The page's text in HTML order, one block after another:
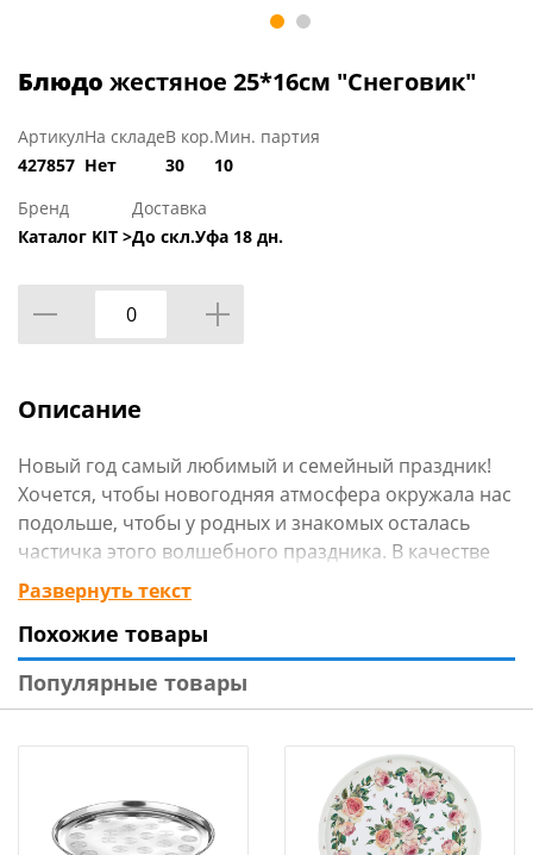
Блюдо жестяное 25*16см "Снеговик"
Артикул
427857
На складе
Нет
В кор.
30
Мин. партия
10
Бренд
Каталог KIT >
Доставка
До скл.Уфа 18 дн.
Описание
Новый год самый любимый и семейный праздник!
Хочется, чтобы новогодняя атмосфера окружала нас
подольше, чтобы у родных и знакомых осталась
частичка этого волшебного праздника. В качестве
украшения интерьера и подарка родным у нас вы
можете приобрести подносы с Новогодней
тематикой. На него можно насыпать горсть золотых
орехов, конфеты, поставить свечи, положить
небольшие новогодние подарки - на выбор. Такой
детвору.
Развернуть текст
Похожие товары
Популярные товары